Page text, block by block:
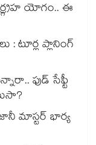
యోగం.. ఈ
: టూర్ల ప్లానింగ్
ఫుడ్ సేఫ్టీ
మాస్టర్ భార్య